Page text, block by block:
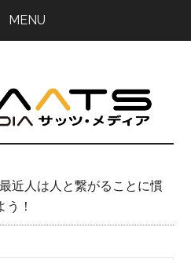
MENU
最近人は人と繋がることに慣
！